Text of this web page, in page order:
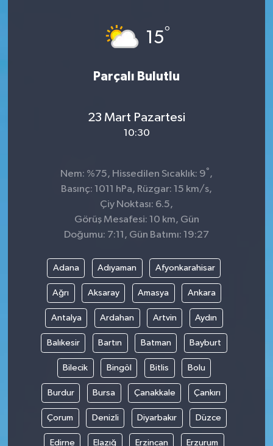
15°
Parçalı Bulutlu
23 Mart Pazartesi
10:30
Nem: %75, Hissedilen Sıcaklık: 9° ,
Basınç: 1011 hPa, Rüzgar: 15 km/s,
Çiy Noktası: 6.5,
Görüş Mesafesi: 10 km, Gün
Doğumu: 7:11, Gün Batımı: 19:27
Adana Adıyaman Afyonkarahisar
Ağrı Aksaray Amasya Ankara
Antalya Ardahan Artvin Aydın
Balıkesir Bartın Batman Bayburt
Bilecik Bingöl Bitlis Bolu
Burdur Bursa Çanakkale Çankırı
Çorum Denizli Diyarbakır Düzce
Edirne Elazığ Erzincan Erzurum